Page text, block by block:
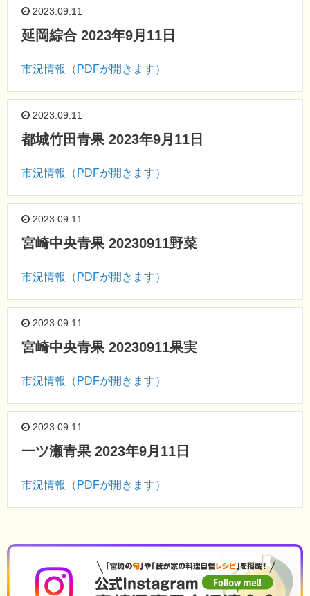
2023.09.11
延岡綜合 2023年9月11日
市況情報（PDFが開きます）
2023.09.11
都城竹田青果 2023年9月11日
市況情報（PDFが開きます）
2023.09.11
宮崎中央青果 20230911野菜
市況情報（PDFが開きます）
2023.09.11
宮崎中央青果 20230911果実
市況情報（PDFが開きます）
2023.09.11
一ツ瀬青果 2023年9月11日
市況情報（PDFが開きます）